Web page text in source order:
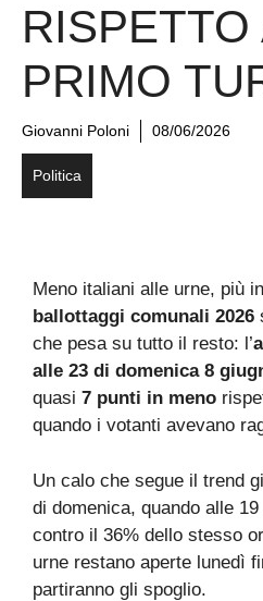
RISPETTO
PRIMO
Giovanni Poloni 08/06/2026
Politica
Meno italiani alle urne, più
ballottaggi comunali 2026
che pesa su tutto il resto: l’
alle 23 di domenica 8
quasi 7 punti in meno
quando i votanti avevano
Un calo che segue il trend
di domenica, quando alle
contro il 36% dello stesso
urne restano aperte lunedì
partiranno gli spoglio.